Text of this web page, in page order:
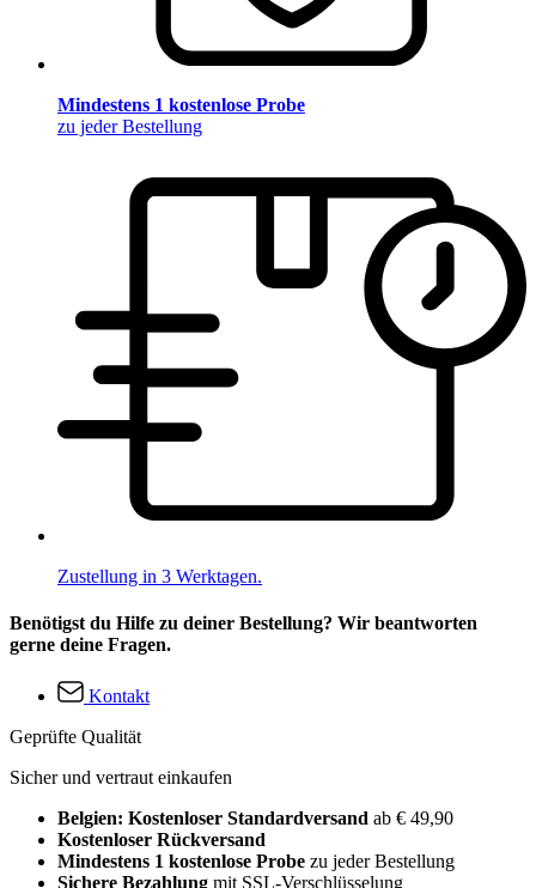
Mindestens 1 kostenlose Probe
zu jeder Bestellung
Zustellung in 3 Werktagen.
Benötigst du Hilfe zu deiner Bestellung? Wir beantworten
gerne deine Fragen.
Kontakt
Geprüfte Qualität
Sicher und vertraut einkaufen
Belgien: Kostenloser Standardversand ab € 49,90
Kostenloser Rückversand
Mindestens 1 kostenlose Probe zu jeder Bestellung
Sichere Bezahlung mit SSL-Verschlüsselung